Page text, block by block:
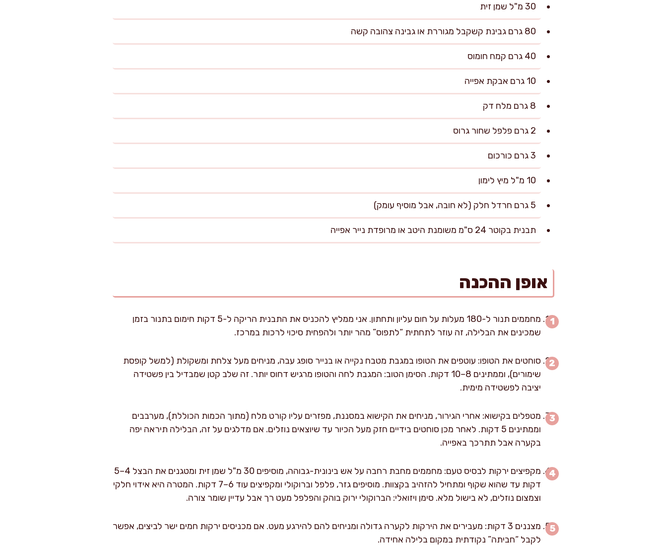
30 מ"ל שמן זית
80 גרם גבינת קשקבל מגוררת או גבינה צהובה קשה
40 גרם קמח חומוס
10 גרם אבקת אפייה
8 גרם מלח דק
2 גרם פלפל שחור גרוס
3 גרם כורכום
10 מ"ל מיץ לימון
5 גרם חרדל חלק (לא חובה, אבל מוסיף עומק)
תבנית בקוטר 24 ס"מ משומנת היטב או מרופדת נייר אפייה
אופן ההכנה
מחממים תנור ל-180 מעלות על חום עליון ותחתון. אני ממליץ להכניס את התבנית הריקה ל-5 דקות חימום בתנור בזמן
שמכינים את הבלילה, זה עוזר לתחתית “לתפוס” מהר יותר ולהפחית סיכוי לרכות במרכז.
סוחטים את הטופו: עוטפים את הטופו במגבת מטבח נקייה או בנייר סופג עבה, מניחים מעל צלחת ומשקולת (למשל קופסת
שימורים), וממתינים 8–10 דקות. הסימן הטוב: המגבת לחה והטופו מרגיש דחוס יותר. זה שלב קטן שמבדיל בין פשטידה
יציבה לפשטידה מימית.
מטפלים בקישוא: אחרי הגירור, מניחים את הקישוא במסננת, מפזרים עליו קורט מלח (מתוך הכמות הכוללת), מערבבים
וממתינים 5 דקות. לאחר מכן סוחטים בידיים חזק מעל הכיור עד שיוצאים נוזלים. אם מדלגים על זה, הבלילה תיראה יפה
בקערה אבל תתרכך באפייה.
מקפיצים ירקות לבסיס טעם: מחממים מחבת רחבה על אש בינונית-גבוהה, מוסיפים 30 מ"ל שמן זית ומטגנים את הבצל 4–5
דקות עד שהוא שקוף ומתחיל להזהיב בקצוות. מוסיפים גזר, פלפל וברוקולי ומקפיצים עוד 6–7 דקות. המטרה היא אידוי חלקי
וצמצום נוזלים, לא בישול מלא. סימן ויזואלי: הברוקולי ירוק בוהק והפלפל מעט רך אבל עדיין שומר צורה.
מצננים 3 דקות: מעבירים את הירקות לקערה גדולה ומניחים להם להירגע מעט. אם מכניסים ירקות חמים ישר לביצים, אפשר
לקבל “חביתה” נקודתית במקום בלילה אחידה.